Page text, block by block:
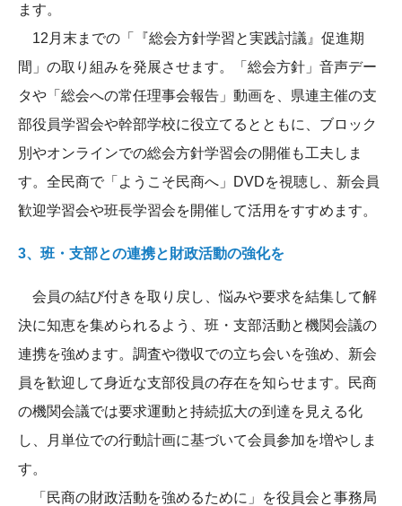
ます。
12月末までの「『総会方針学習と実践討議』促進期
間」の取り組みを発展させます。「総会方針」音声デー
タや「総会への常任理事会報告」動画を、県連主催の支
部役員学習会や幹部学校に役立てるとともに、ブロック
別やオンラインでの総会方針学習会の開催も工夫しま
す。全民商で「ようこそ民商へ」DVDを視聴し、新会員
歓迎学習会や班長学習会を開催して活用をすすめます。
3、班・支部との連携と財政活動の強化を
会員の結び付きを取り戻し、悩みや要求を結集して解
決に知恵を集められるよう、班・支部活動と機関会議の
連携を強めます。調査や徴収での立ち会いを強め、新会
員を歓迎して身近な支部役員の存在を知らせます。民商
の機関会議では要求運動と持続拡大の到達を見える化
し、月単位での行動計画に基づいて会員参加を増やしま
す。
「民商の財政活動を強めるために」を役員会と事務局